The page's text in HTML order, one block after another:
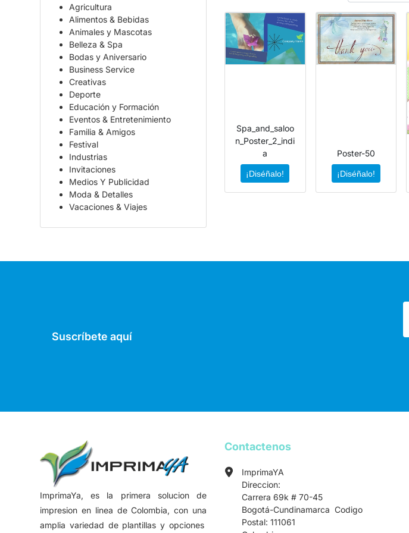
Agricultura
Alimentos & Bebidas
Animales y Mascotas
Belleza & Spa
Bodas y Aniversario
Business Service
Creativas
Deporte
Educación y Formación
Eventos & Entretenimiento
Familia & Amigos
Festival
Industrias
Invitaciones
Medios Y Publicidad
Moda & Detalles
Vacaciones & Viajes
Spa_and_saloo
n_Poster_2_indi
a
¡Diséñalo!
Poster-50
¡Diséñalo!
Suscríbete aquí
ImprimaYa, es la primera solucion de
impresion en linea de Colombia, con una
amplia variedad de plantillas y opciones
Contactenos
ImprimaYA
Direccion:
Carrera 69k # 70-45
Bogotá-Cundinamarca Codigo
Postal: 111061